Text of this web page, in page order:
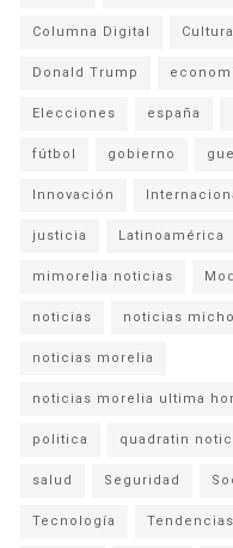
Columna Digital Cultura
Donald Trump
Elecciones españa
fútbol gobierno
Innovación
justicia Latinoamérica
mimorelia noticias
noticias noticias
noticias morelia
noticias morelia ultima
politica quadratin
salud Seguridad
Tecnología Tendencias